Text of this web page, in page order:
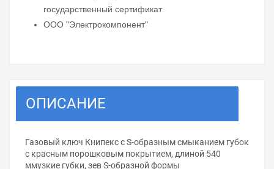
государственный сертификат
ООО "Электрокомпонент"
ОПИСАНИЕ
Газовый ключ Книпекс с S-образным смыканием губок
с красным порошковым покрытием, длиной 540
ммузкие губки, зев S-образной формы